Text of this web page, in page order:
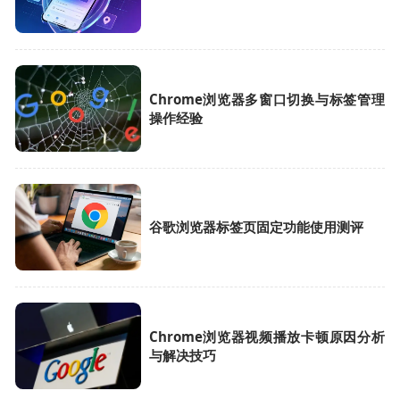
Chrome浏览器多窗口切换与标签管理
操作经验
谷歌浏览器标签页固定功能使用测评
Chrome浏览器视频播放卡顿原因分析
与解决技巧